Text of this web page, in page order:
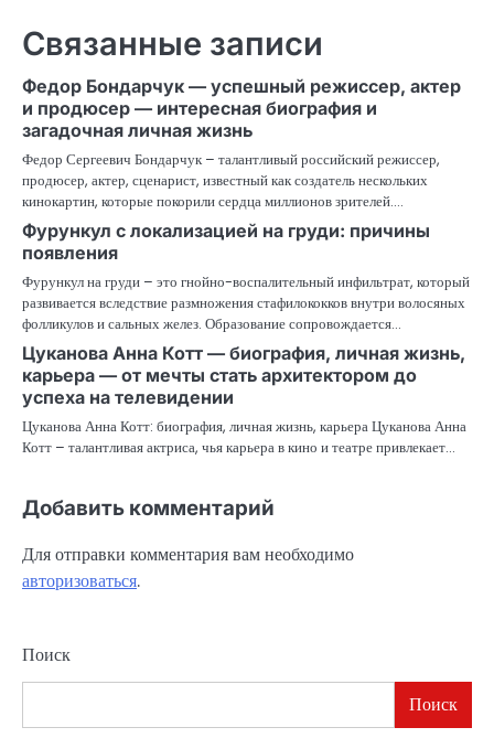
Связанные записи
Федор Бондарчук — успешный режиссер, актер
и продюсер — интересная биография и
загадочная личная жизнь
Федор Сергеевич Бондарчук – талантливый российский режиссер,
продюсер, актер, сценарист, известный как создатель нескольких
кинокартин, которые покорили сердца миллионов зрителей.…
Фурункул с локализацией на груди: причины
появления
Фурункул на груди – это гнойно-воспалительный инфильтрат, который
развивается вследствие размножения стафилококков внутри волосяных
фолликулов и сальных желез. Образование сопровождается…
Цуканова Анна Котт — биография, личная жизнь,
карьера — от мечты стать архитектором до
успеха на телевидении
Цуканова Анна Котт: биография, личная жизнь, карьера Цуканова Анна
Котт – талантливая актриса, чья карьера в кино и театре привлекает…
Добавить комментарий
Для отправки комментария вам необходимо
авторизоваться.
Поиск
Поиск